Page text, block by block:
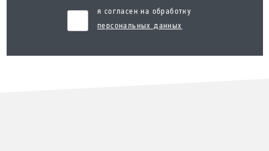
я согласен на обработку
персональных данных